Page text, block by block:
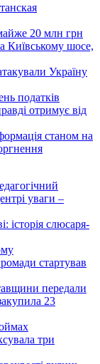
20 млн грн
Київському шосе,
Україну
податків
отримує від
станом на
уваги –
історія слюсаря-
стартував
передали
23
три